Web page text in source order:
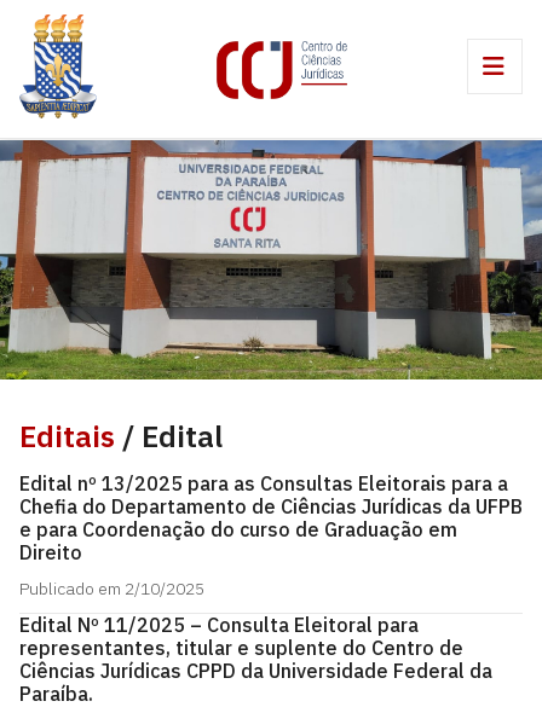
Editais / Edital
Edital nº 13/2025 para as Consultas Eleitorais para a
Chefia do Departamento de Ciências Jurídicas da UFPB
e para Coordenação do curso de Graduação em
Direito
Publicado em 2/10/2025
Edital Nº 11/2025 – Consulta Eleitoral para
representantes, titular e suplente do Centro de
Ciências Jurídicas CPPD da Universidade Federal da
Paraíba.